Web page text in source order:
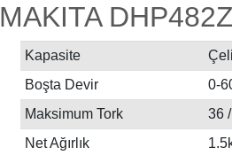
MAKITA
Kapasite
Boşta Devir
0-
Maksimum Tork
36
Net Ağırlık